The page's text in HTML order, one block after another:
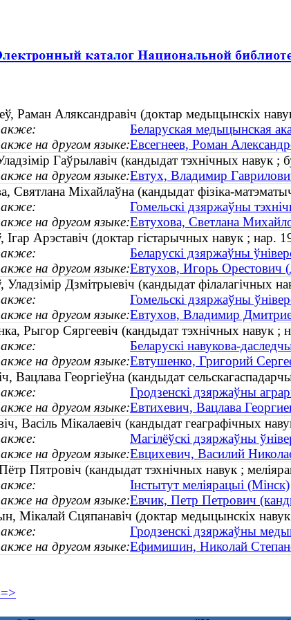
Раман Аляксандравіч (доктар медыцынскіх
Беларуская медыцынская
на другом языке:Евсегнеев, Роман
Гаўрылавіч (кандыдат тэхнічных навук ;
на другом языке:Евтух, Владимир
Святлана Міхайлаўна (кандыдат фізіка-
Гомельскі дзяржаўны
на другом языке:Евтухова, Светлана
Ігар Арэставіч (доктар гістарычных навук ; нар.
Беларускі дзяржаўны
на другом языке:Евтухов, Игорь Орестович
Уладзімір Дзмітрыевіч (кандыдат філалагічных
Гомельскі дзяржаўны
на другом языке:Евтухов, Владимир
Рыгор Сяргеевіч (кандыдат тэхнічных навук
Беларускі навукова-
на другом языке:Евтушенко, Григорий
Вацлава Георгіеўна (кандыдат
Гродзенскі дзяржаўны
на другом языке:Евтихевич, Вацлава
Васіль Мікалаевіч (кандыдат геаграфічных
Магілёўскі дзяржаўны
на другом языке:Евцихевич, Василий
Пятровіч (кандыдат тэхнічных навук ;
Інстытут меліярацыі (Мінск)
на другом языке:Евчик, Петр Петрович
Мікалай Сцяпанавіч (доктар медыцынскіх
Гродзенскі дзяржаўны
на другом языке:Ефимишин, Николай